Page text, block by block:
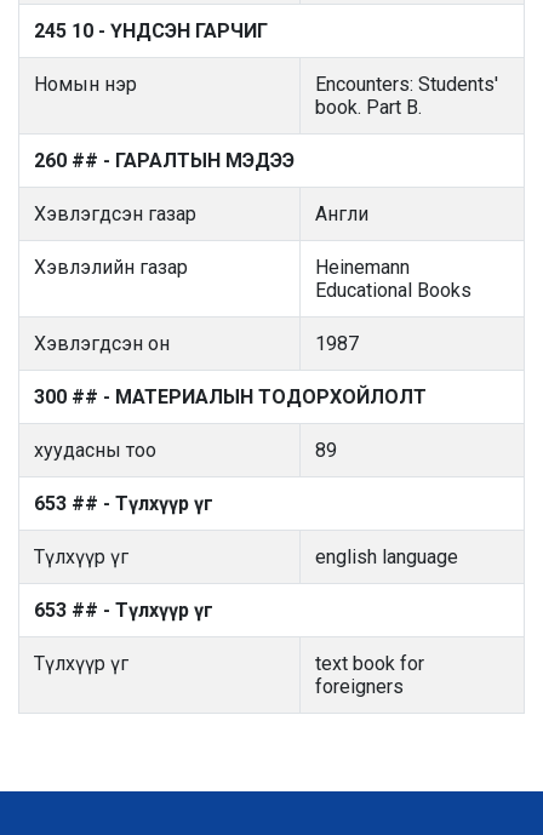
245 10 - ҮНДСЭН ГАРЧИГ
Номын нэр
Encounters: Students'
book. Part B.
260 ## - ГАРАЛТЫН МЭДЭЭ
Хэвлэгдсэн газар Англи
Хэвлэлийн газар
Heinemann
Educational Books
Хэвлэгдсэн он 1987
300 ## - МАТЕРИАЛЫН ТОДОРХОЙЛОЛТ
хуудасны тоо 89
653 ## - Түлхүүр үг
Түлхүүр үг english language
653 ## - Түлхүүр үг
Түлхүүр үг
text book for
foreigners